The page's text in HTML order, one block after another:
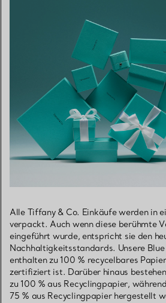
Alle Tiffany & Co. Einkäufe werden in
verpackt. Auch wenn diese berühmte
eingeführt wurde, entspricht sie den
Nachhaltigkeitsstandards. Unsere Blue
enthalten zu 100 % recycelbares
zertifiziert ist. Darüber hinaus
zu 100 % aus Recyclingpapier,
75 % aus Recyclingpapier hergestellt